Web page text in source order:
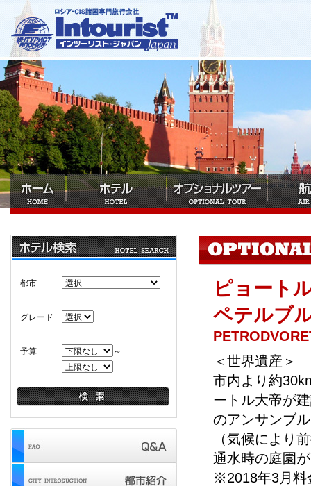
ピョート
ペテルブ
＜世界遺産＞
市内より約
ートル大帝が
のアンサンブ
（気候により
通水時の庭園
※2018年3月料
都市
グレード
予算 ～